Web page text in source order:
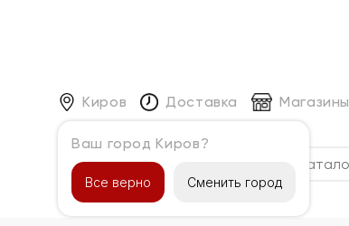
Киров
Ваш город Киров?
Все верно Сменить город
Доставка Магазины
Каталог